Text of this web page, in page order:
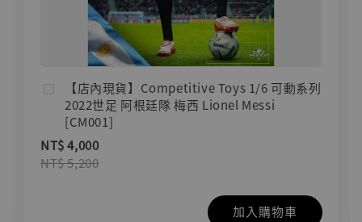
【店內現貨】Competitive Toys 1/6 可動系列
2022世足 阿根廷隊 梅西 Lionel Messi
[CM001]
NT$ 4,000
NT$ 5,200
加入購物車